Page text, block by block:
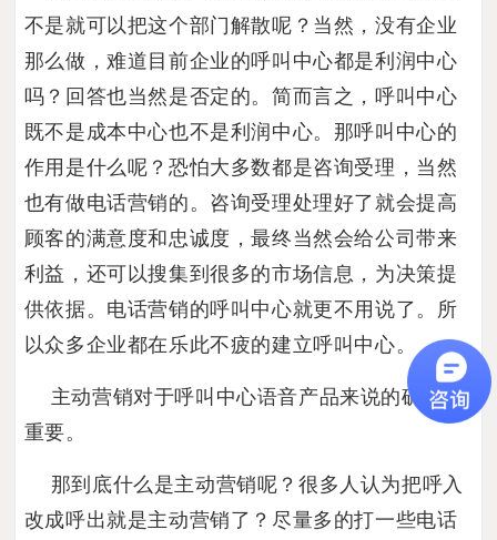
不是就可以把这个部门解散呢？当然，没有企业
那么做，难道目前企业的呼叫中心都是利润中心
吗？回答也当然是否定的。简而言之，呼叫中心
既不是成本中心也不是利润中心。那呼叫中心的
作用是什么呢？恐怕大多数都是咨询受理，当然
也有做电话营销的。咨询受理处理好了就会提高
顾客的满意度和忠诚度，最终当然会给公司带来
利益，还可以搜集到很多的市场信息，为决策提
供依据。电话营销的呼叫中心就更不用说了。所
以众多企业都在乐此不疲的建立呼叫中心。
主动营销对于呼叫中心语音产品来说的确非常
重要。
那到底什么是主动营销呢？很多人认为把呼入
改成呼出就是主动营销了？尽量多的打一些电话